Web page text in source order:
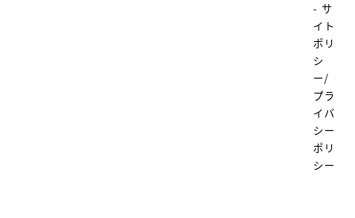
- サ
イト
ポリ
シ
ー/
プラ
イバ
シー
ポリ
シー